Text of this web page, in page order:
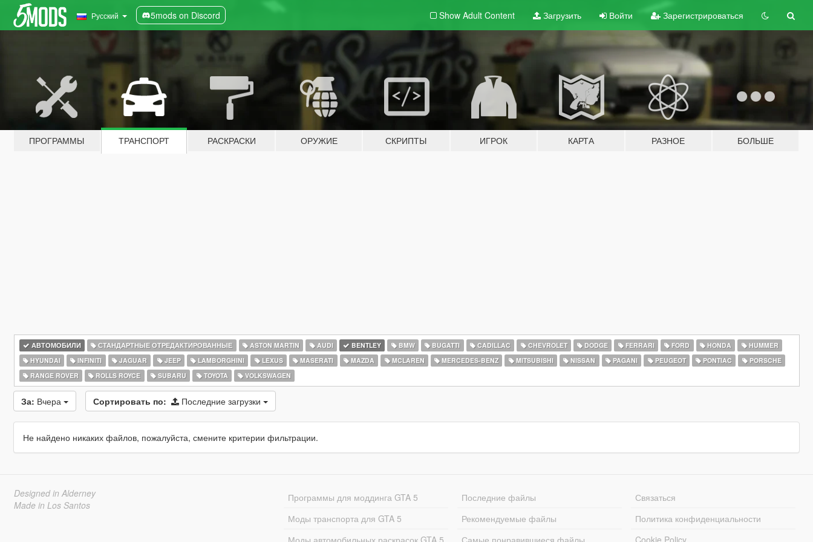
Русский 5mods on Discord Show Adult Content Загрузить Войти Зарегистрироваться
ПРОГРАММЫ ТРАНСПОРТ РАСКРАСКИ ОРУЖИЕ СКРИПТЫ ИГРОК КАРТА РАЗНОЕ БОЛЬШЕ
АВТОМОБИЛИ СТАНДАРТНЫЕ ОТРЕДАКТИРОВАННЫЕ ASTON MARTIN AUDI BENTLEY BMW BUGATTI CADILLAC CHEVROLET DODGE FERRARI FORD HONDA
HUMMER
HYUNDAI
INFINITI JAGUAR JEEP LAMBORGHINI LEXUS MASERATI MAZDA MCLAREN MERCEDES-BENZ MITSUBISHI NISSAN PAGANI PEUGEOT PONTIAC
PORSCHE
RANGE ROVER
ROLLS ROYCE SUBARU TOYOTA VOLKSWAGEN
За: Вчера Сортировать по: Последние загрузки
Не найдено никаких файлов, пожалуйста, смените критерии фильтрации.
Designed in Alderney
Made in Los Santos
Программы для моддинга GTA 5
Моды транспорта для GTA 5
Моды автомобильных раскрасок GTA 5
Последние файлы
Рекомендуемые файлы
Самые понравившиеся файлы
Связаться
Политика конфиденциальности
Cookie Policy